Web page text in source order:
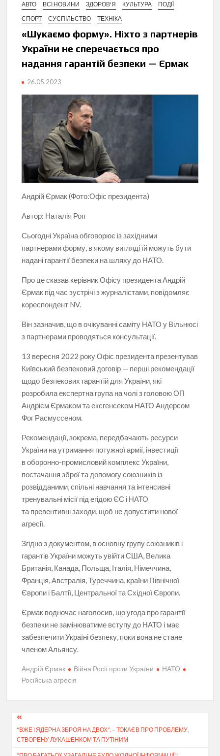
АВТО ВСІ НОВИНИ ЗДОРОВ'Я КУЛЬТУРА
ПОДІЇ
СПОРТ
СУСПІЛЬСТВО ТЕХНІКА
«Шукаємо форму». Ніхто з партнерів
України не сперечається про
надання гарантій безпеки — Єрмак
26.05.2023
Андрій Єрмак (Фото:Офіс президента)
Автор: Наталія Роп
Сьогодні Україна обговорює із західними
партнерами форму, в якому вигляді їй можуть бути
надані гарантії безпеки на шляху до НАТО.
Про це сказав керівник Офісу президента Андрій
Єрмак під час зустрічі з журналістами, повідомляє
кореспондент NV.
Він зазначив, що в очікуванні саміту НАТО у Вільнюсі
з партнерами проводяться консультації.
13 вересня 2022 року Офіс президента презентував
Київський безпековий договір — перші рекомендації
щодо безпекових гарантій для України, які
розробила експертна група на чолі з головою ОП
Андрієм Єрмаком та ексгенсеком НАТО Андерсом
Фог Расмуссеном.
Рекомендації, зокрема, передбачають ресурси
України на утримання потужної армії, інвестиції
в оборонно-промисловий комплекс України,
постачання зброї та допомогу союзників із
розвідданими, спільні навчання та інтенсивні
тренувальні місії під егідою ЄС і НАТО
та превентивні заходи, щоб не допустити нової
агресії.
Згідно з документом, в основну групу союзників і
гарантів України можуть увійти США, Велика
Британія, Канада, Польща, Італія, Німеччина,
Франція, Австралія, Туреччина, країни Північної
Європи і Балтії, Центральної та Східної Європи.
Єрмак водночас наголосив, що угода про гарантії
безпеки не замінюватиме вступу до НАТО і має
забезпечити Україні безпеку, поки вона не стане
членом Альянсу.
Андрій Єрмак Війна Росії проти України
НАТО
Російська агресія
Навігація
записів
“ВЖЕ І ЯДЕРНА ЗБРОЯ НА ДВОХ”, – ТОКАЄВ ПРО ПРОБЛЕМУ,
СТВОРЕНУ ЛУКАШЕНКОМ ТА ПУТІНИМ